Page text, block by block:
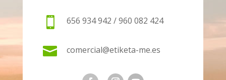
 656 934 942 / 960 082 424
 comercial@etiketa-me.es